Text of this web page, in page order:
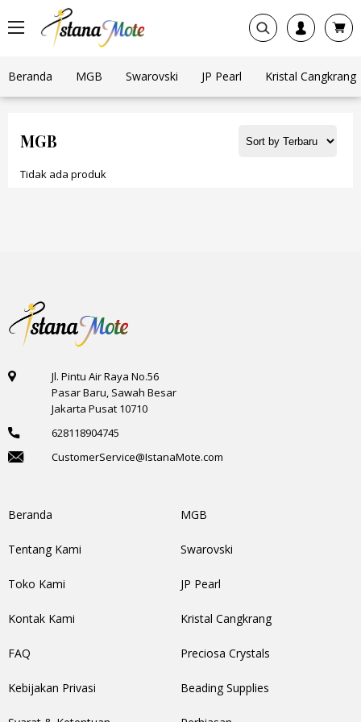
Beranda MGB Swarovski JP Pearl Kristal Cangkrang
MGB
Tidak ada produk
Jl. Pintu Air Raya No.56
Pasar Baru, Sawah Besar
Jakarta Pusat 10710
628118904745
CustomerService@IstanaMote.com
Beranda
Tentang Kami
Toko Kami
Kontak Kami
FAQ
Kebijakan Privasi
MGB
Swarovski
JP Pearl
Kristal Cangkrang
Preciosa Crystals
Beading Supplies